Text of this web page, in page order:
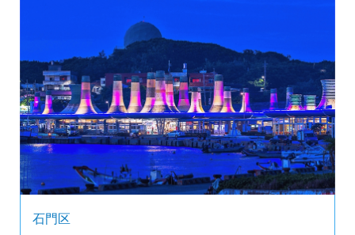
石門区